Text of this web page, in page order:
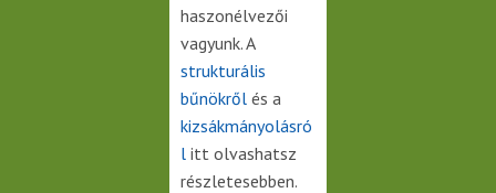
haszonélvezői
vagyunk. A
strukturális
bűnökrőlés a
kizsákmányolásró
litt olvashatsz
részletesebben.